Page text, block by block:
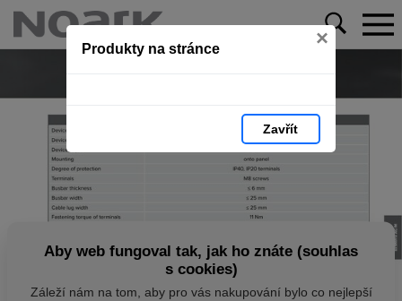
Produkty na stránce ×
Zavřít
Aby web fungoval tak, jak ho znáte (souhlas
s cookies)
Záleží nám na tom, aby pro vás nakupování bylo co nejlepší